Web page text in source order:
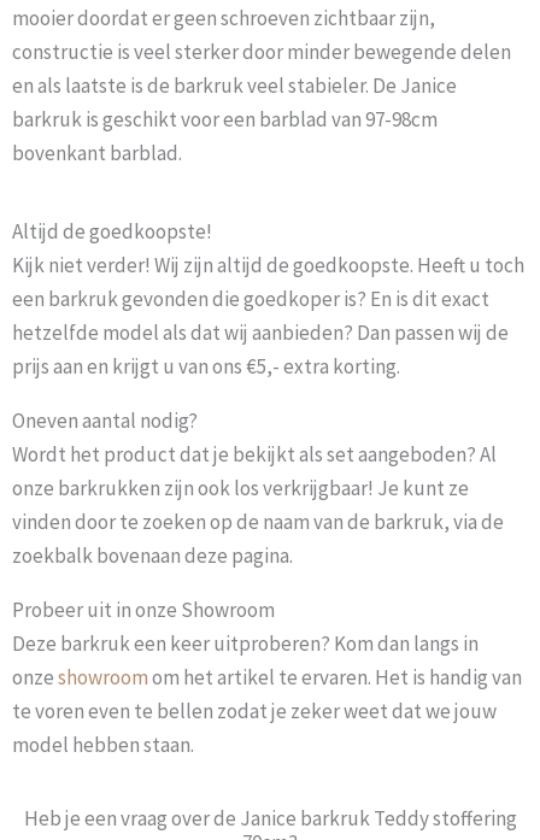
mooier doordat er geen schroeven zichtbaar zijn,
constructie is veel sterker door minder bewegende delen
en als laatste is de barkruk veel stabieler. De Janice
barkruk is geschikt voor een barblad van 97-98cm
bovenkant barblad.
Altijd de goedkoopste!
Kijk niet verder! Wij zijn altijd de goedkoopste. Heeft u toch
een barkruk gevonden die goedkoper is? En is dit exact
hetzelfde model als dat wij aanbieden? Dan passen wij de
prijs aan en krijgt u van ons €5,- extra korting.
Oneven aantal nodig?
Wordt het product dat je bekijkt als set aangeboden? Al
onze barkrukken zijn ook los verkrijgbaar! Je kunt ze
vinden door te zoeken op de naam van de barkruk, via de
zoekbalk bovenaan deze pagina.
Probeer uit in onze Showroom
Deze barkruk een keer uitproberen? Kom dan langs in
onzeshowroomom het artikel te ervaren. Het is handig van
te voren even te bellen zodat je zeker weet dat we jouw
model hebben staan.
Heb je een vraag over de Janice barkruk Teddy stoffering